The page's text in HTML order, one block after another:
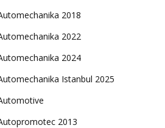
2018
2022
2024
Istanbul 2025
2013